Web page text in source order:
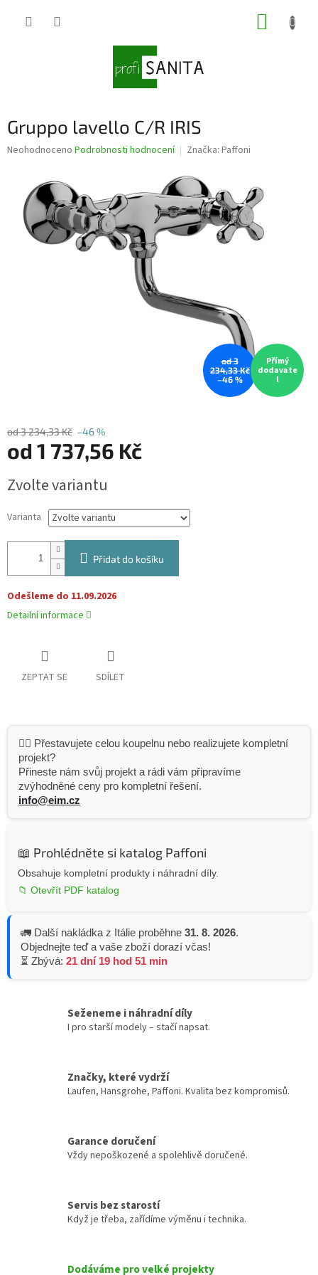
Gruppo lavello C/R IRIS
Průměrné
hvězdiček.
Neohodnoceno Podrobnosti hodnocení Značka: Paffoni
od 3
234,33 Kč
–46 %
Přímý
dodavate
l
od 3 234,33 Kč –46 %
od 1 737,56 Kč
cena:
Zvolte variantu
Varianta
Přidat do košíku
Odešleme do 11.09.2026
Detailní informace
ZEPTAT SE SDÍLET
👷‍♂️ Přestavujete celou koupelnu nebo realizujete kompletní
projekt?
Přineste nám svůj projekt a rádi vám připravíme
zvýhodněné ceny pro kompletní řešení.
info@eim.cz
📖 Prohlédněte si katalog Paffoni
Obsahuje kompletní produkty i náhradní díly.
📁 Otevřít PDF katalog
🚛 Další nakládka z Itálie proběhne 31. 8. 2026.
Objednejte teď a vaše zboží dorazí včas!
⏳ Zbývá: 21 dní 19 hod 51 min
Seženeme i náhradní díly
I pro starší modely – stačí napsat.
Značky, které vydrží
Laufen, Hansgrohe, Paffoni. Kvalita bez kompromisů.
Garance doručení
Vždy nepoškozené a spolehlivě doručené.
Servis bez starostí
Když je třeba, zařídíme výměnu i technika.
Dodáváme pro velké projekty